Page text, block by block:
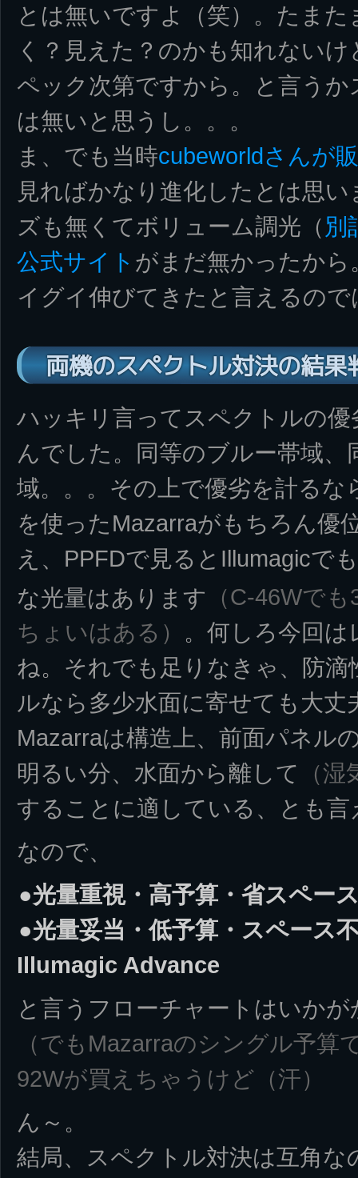
とは無いですよ（笑）。たま
く？見えた？のかも知れない
ペック次第ですから。と言う
は無いと思うし。。。
ま、でも当時cubeworldさんが
見ればかなり進化したとは思
ズも無くてボリューム調光（ 別
公式サイト がまだ無かったか
イグイ伸びてきたと言えるの
両機のスペクトル対決の結果
ハッキリ言ってスペクトルの
んでした。同等のブルー帯域、
域。。。その上で優劣を計るな
を使ったMazarraがもちろん優
え、PPFDで見るとIllumagicで
な光量はあります （C-46Wで
ちょいはある） 。何しろ今回
ね。それでも足りなきゃ、防
ルなら多少水面に寄せても大丈
Mazarraは構造上、前面パネル
明るい分、水面から離して
（
することに適している、とも言
なので、
●光量重視・高予算・省スペー
●光量妥当・低予算・スペース
Illumagic Advance
と言うフローチャートはいかが
（でもMazarraのシングル予算
92Wが買えちゃうけど（汗）
ん～。
結局、スペクトル対決は互角な